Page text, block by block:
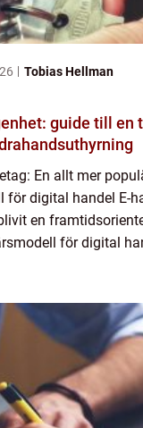
Tobias Hellman
guide till en
En allt mer
för digital handel E-
en
för digital